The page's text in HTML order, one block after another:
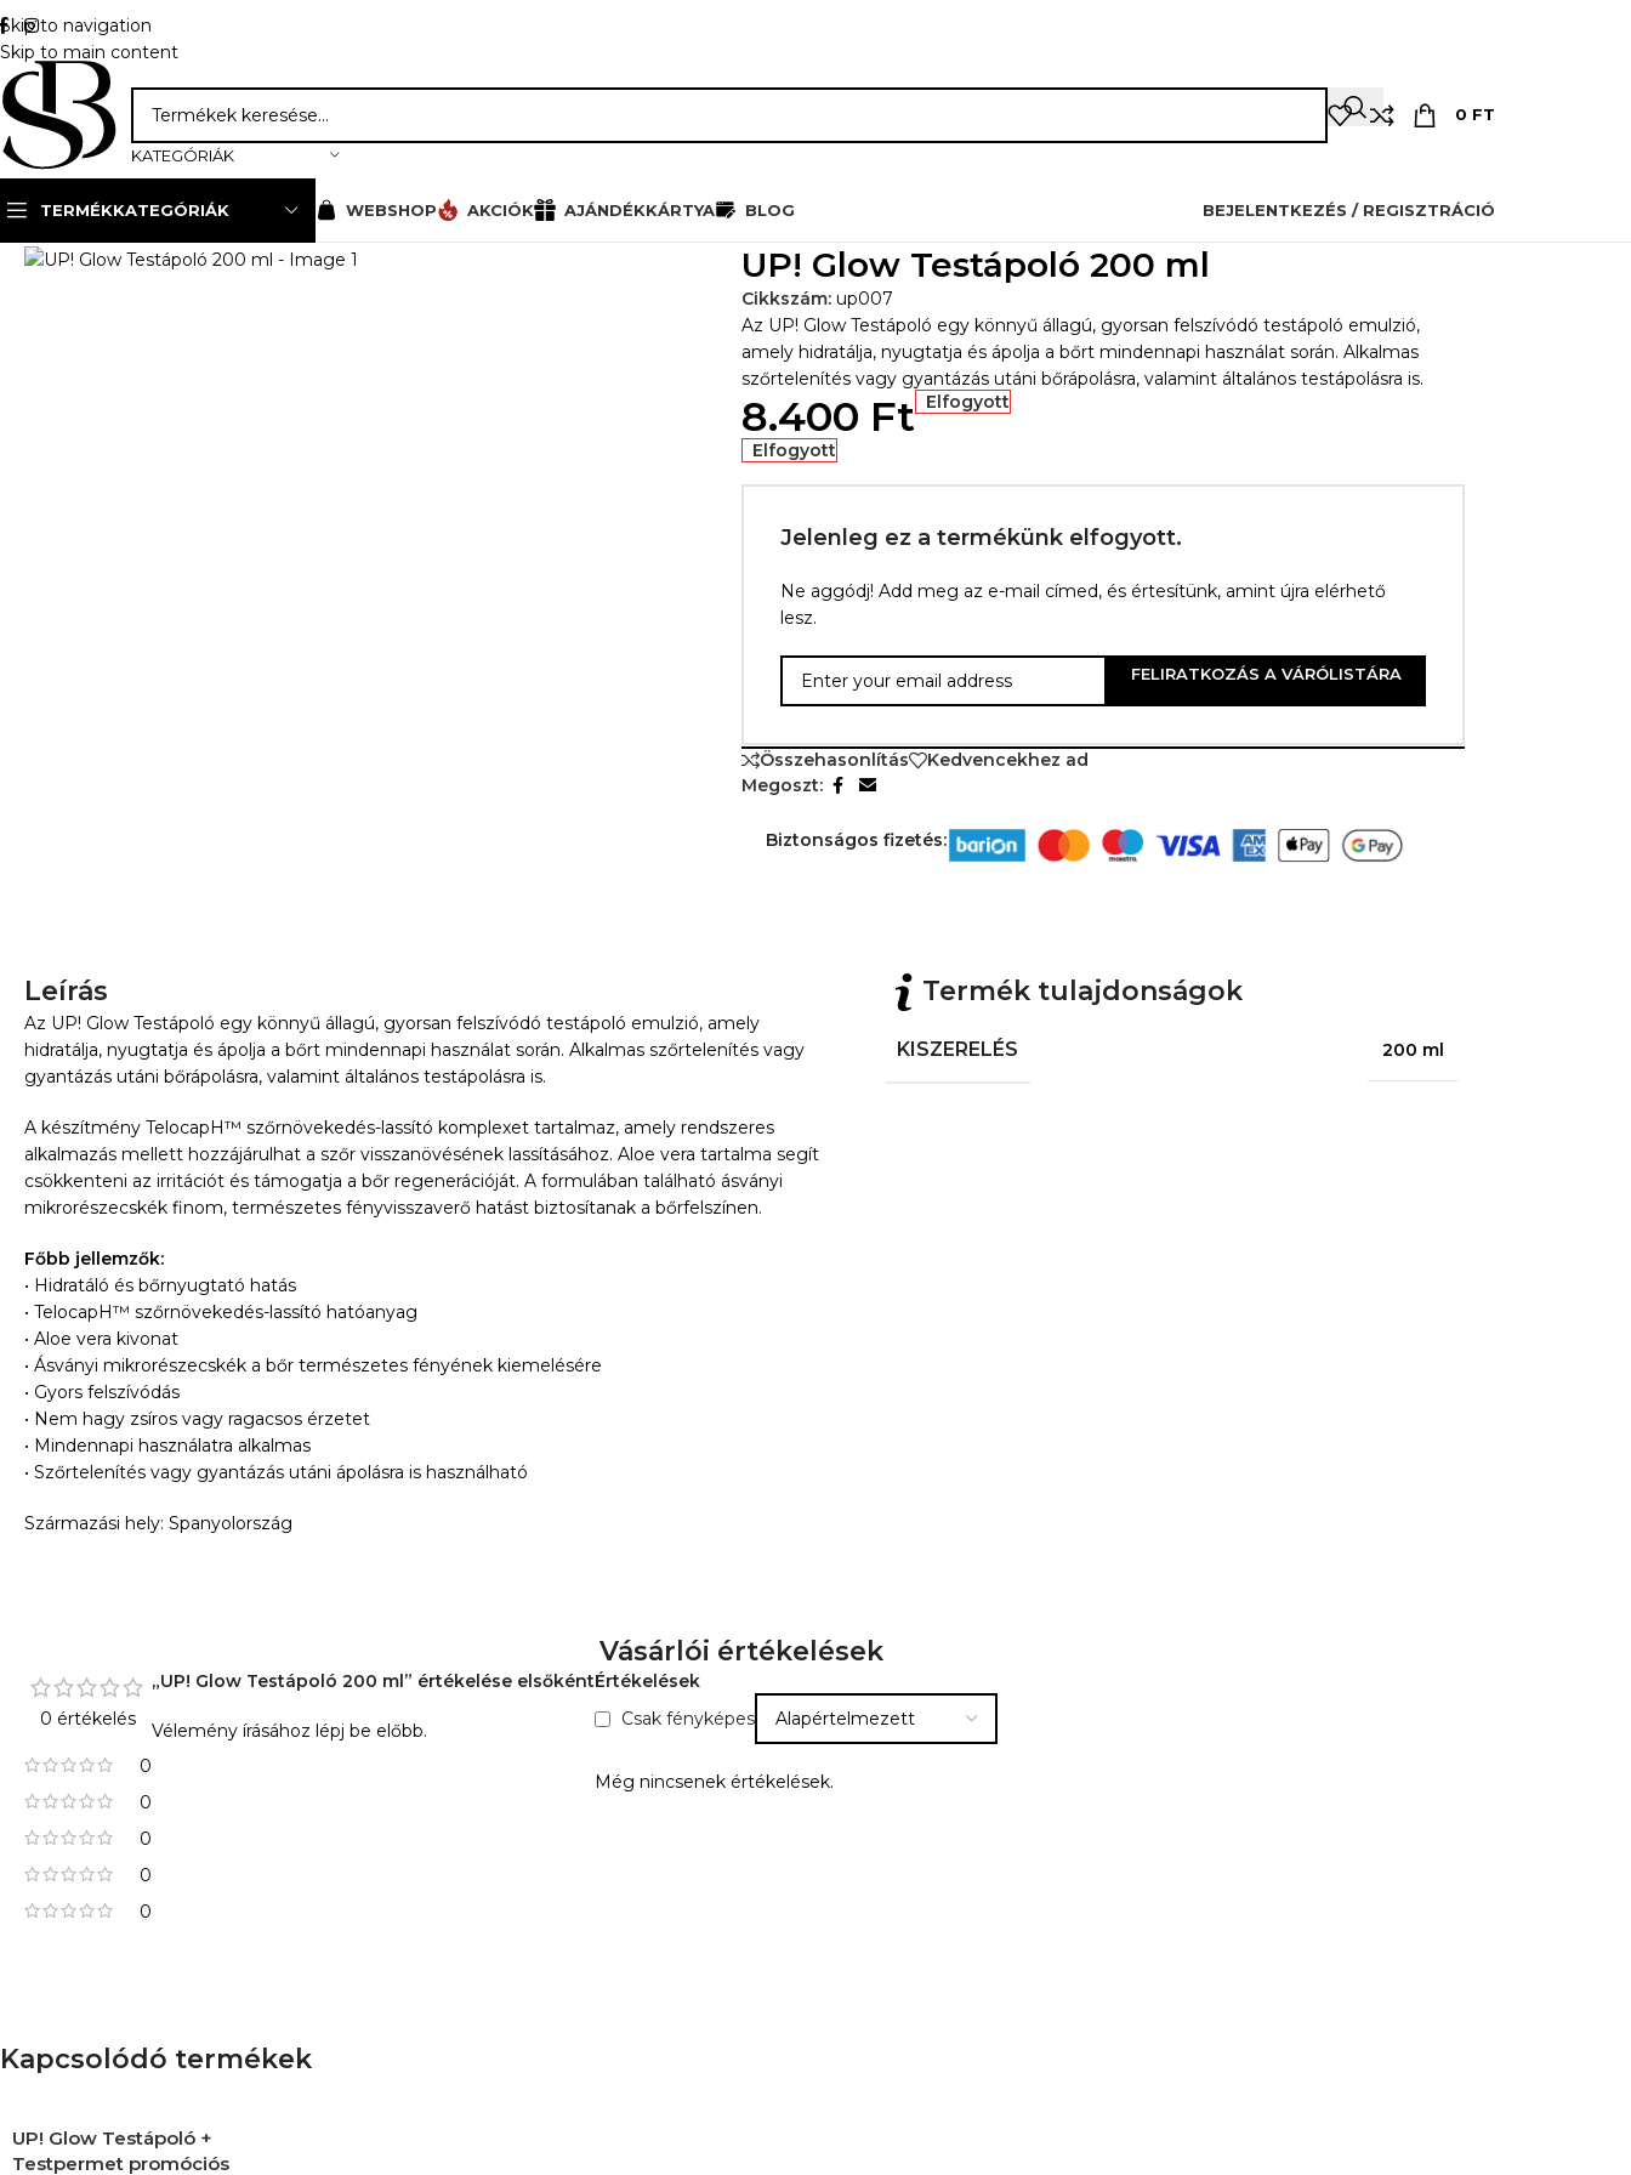
Skip to navigation
Skip to main content
KATEGÓRIÁK
0 FT
TERMÉKKATEGÓRIÁK WEBSHOP AKCIÓK AJÁNDÉKKÁRTYA BLOG BEJELENTKEZÉS / REGISZTRÁCIÓ
UP! Glow Testápoló 200 ml
Cikkszám: up007
Az UP! Glow Testápoló egy könnyű állagú, gyorsan felszívódó testápoló emulzió,
amely hidratálja, nyugtatja és ápolja a bőrt mindennapi használat során. Alkalmas
szőrtelenítés vagy gyantázás utáni bőrápolásra, valamint általános testápolásra is.
8.400 Ft Elfogyott
Elfogyott
Jelenleg ez a termékünk elfogyott.
Ne aggódj! Add meg az e-mail címed, és értesítünk, amint újra elérhető
lesz.
FELIRATKOZÁS A VÁRÓLISTÁRA
Összehasonlítás
Kedvencekhez ad
Megoszt:
Biztonságos fizetés:
Leírás
Az UP! Glow Testápoló egy könnyű állagú, gyorsan felszívódó testápoló emulzió, amely
hidratálja, nyugtatja és ápolja a bőrt mindennapi használat során. Alkalmas szőrtelenítés vagy
gyantázás utáni bőrápolásra, valamint általános testápolásra is.
A készítmény TelocapH™ szőrnövekedés-lassító komplexet tartalmaz, amely rendszeres
alkalmazás mellett hozzájárulhat a szőr visszanövésének lassításához. Aloe vera tartalma segít
csökkenteni az irritációt és támogatja a bőr regenerációját. A formulában található ásványi
mikrorészecskék finom, természetes fényvisszaverő hatást biztosítanak a bőrfelszínen.
Főbb jellemzők:
• Hidratáló és bőrnyugtató hatás
• TelocapH™ szőrnövekedés-lassító hatóanyag
• Aloe vera kivonat
• Ásványi mikrorészecskék a bőr természetes fényének kiemelésére
• Gyors felszívódás
• Nem hagy zsíros vagy ragacsos érzetet
• Mindennapi használatra alkalmas
• Szőrtelenítés vagy gyantázás utáni ápolásra is használható
Származási hely: Spanyolország
Termék tulajdonságok
KISZERELÉS 200 ml
Vásárlói értékelések
0 értékelés
0
0
0
0
0
Értékelések
Csak fényképes
Még nincsenek értékelések.
„UP! Glow Testápoló 200 ml” értékelése elsőként
Vélemény írásához lépj be előbb.
Kapcsolódó termékek
UP! Glow Testápoló +
Testpermet promóciós